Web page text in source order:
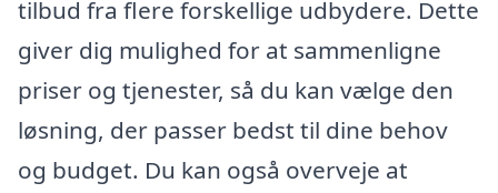
tilbud fra flere forskellige udbydere. Dette
giver dig mulighed for at sammenligne
priser og tjenester, så du kan vælge den
løsning, der passer bedst til dine behov
og budget. Du kan også overveje at